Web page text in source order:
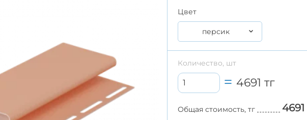
Цвет
персик
Количество, шт
4691 тг
Общая стоимость, тг 4691